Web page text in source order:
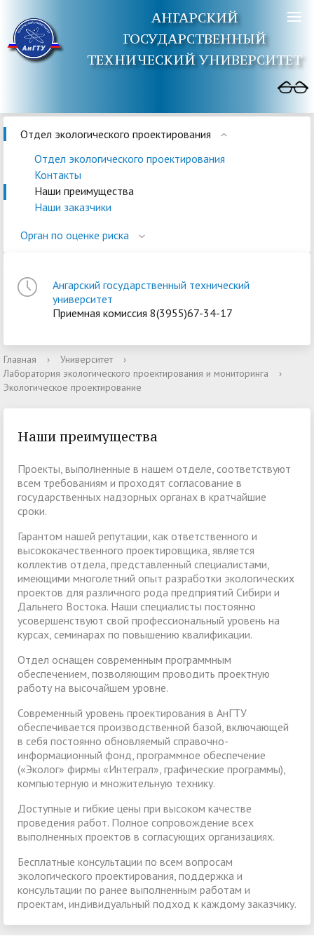
АНГАРСКИЙ
ГОСУДАРСТВЕННЫЙ
ТЕХНИЧЕСКИЙ УНИВЕРСИТЕТ
Отдел экологического проектирования
Отдел экологического проектирования
Контакты
Наши преимущества
Наши заказчики
Орган по оценке риска
Ангарский государственный технический
университет
Приемная комиссия 8(3955)67-34-17
Главная › Университет
›
Лаборатория экологического проектирования и мониторинга
›
Экологическое проектирование
Наши преимущества
Проекты, выполненные в нашем отделе, соответствуют
всем требованиям и проходят согласование в
государственных надзорных органах в кратчайшие
сроки.
Гарантом нашей репутации, как ответственного и
высококачественного проектировщика, является
коллектив отдела, представленный специалистами,
имеющими многолетний опыт разработки экологических
проектов для различного рода предприятий Сибири и
Дальнего Востока. Наши специалисты постоянно
усовершенствуют свой профессиональный уровень на
курсах, семинарах по повышению квалификации.
Отдел оснащен современным программным
обеспечением, позволяющим проводить проектную
работу на высочайшем уровне.
Современный уровень проектирования в АнГТУ
обеспечивается производственной базой, включающей
в себя постоянно обновляемый справочно-
информационный фонд, программное обеспечение
(«Эколог» фирмы «Интеграл», графические программы),
компьютерную и множительную технику.
Доступные и гибкие цены при высоком качестве
проведения работ. Полное сопровождение всех
выполненных проектов в согласующих организациях.
Бесплатные консультации по всем вопросам
экологического проектирования, поддержка и
консультации по ранее выполненным работам и
проектам, индивидуальный подход к каждому заказчику.